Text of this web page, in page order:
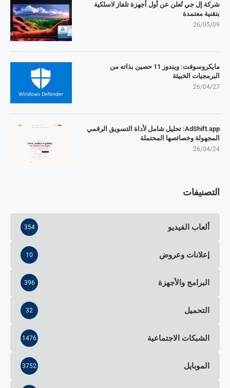
شركة إل جي تُعلن عن أول أجهزة تلفاز لاسلكية
بتقنية معتمدة
26/05/09
مايكروسوفت: ويندوز 11 حصين بذاته من
البرمجيات الخبيثة
26/04/27
AdShift.app: تحليل شامل لأداة التسويق الرقمي
المجهولة وخصائصها المحتملة
26/04/24
التصنيفات
ألعاب الفيديو 354
إعلانات وعروض 10
البرامج والأجهزة 396
التحميل 32
الشبكات الاجتماعية 1476
الموبايل 3752